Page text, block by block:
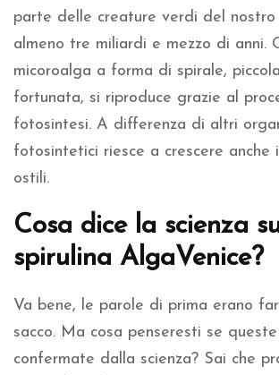
parte delle creature verdi del
almeno tre miliardi e mezzo di anni.
micoroalga a forma di spirale,
fortunata, si riproduce grazie al
fotosintesi. A differenza di altri
fotosintetici riesce a crescere anche
ostili.
Cosa dice la scienza
spirulina AlgaVenice?
Va bene, le parole di prima erano
sacco. Ma cosa penseresti se
confermate dalla scienza? Sai che